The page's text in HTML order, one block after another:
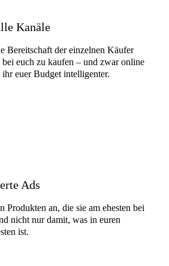
Kanäle
Bereitschaft der einzelnen Käufer
bei euch zu kaufen – und zwar online
euer Budget intelligenter.
Ads
Produkten an, die sie am ehesten bei
nicht nur damit, was in euren
ist.